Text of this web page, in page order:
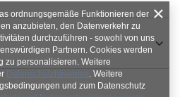
ordnungsgemäße Funktionieren der
anzubieten, den Datenverkehr zu
durchzuführen - sowohl von uns
Partnern. Cookies werden
zu personalisieren. Weitere
Datenschutzhinweise. Weitere
und zum Datenschutz